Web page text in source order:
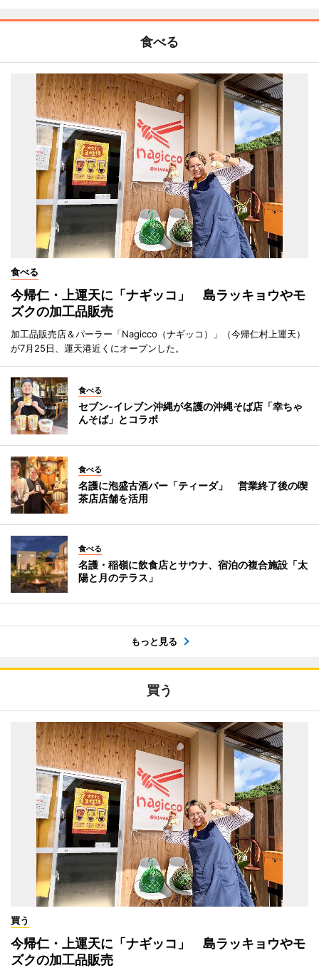
食べる
食べる
今帰仁・上運天に「ナギッコ」 島ラッキョウやモ
ズクの加工品販売
加工品販売店＆パーラー「Nagicco（ナギッコ）」（今帰仁村上運天）
が7月25日、運天港近くにオープンした。
食べる
セブン‐イレブン沖縄が名護の沖縄そば店「幸ちゃ
んそば」とコラボ
食べる
名護に泡盛古酒バー「ティーダ」 営業終了後の喫
茶店店舗を活用
食べる
名護・稲嶺に飲食店とサウナ、宿泊の複合施設「太
陽と月のテラス」
もっと見る
買う
買う
今帰仁・上運天に「ナギッコ」 島ラッキョウやモ
ズクの加工品販売